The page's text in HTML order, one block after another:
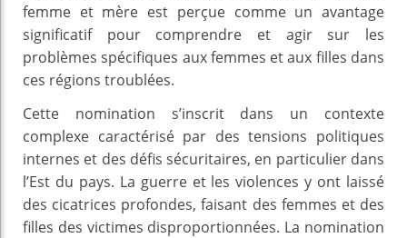
femme et mère est perçue comme un avantage
significatif pour comprendre et agir sur les
problèmes spécifiques aux femmes et aux filles dans
ces régions troublées.
Cette nomination s’inscrit dans un contexte
complexe caractérisé par des tensions politiques
internes et des défis sécuritaires, en particulier dans
l’Est du pays. La guerre et les violences y ont laissé
des cicatrices profondes, faisant des femmes et des
filles des victimes disproportionnées. La nomination